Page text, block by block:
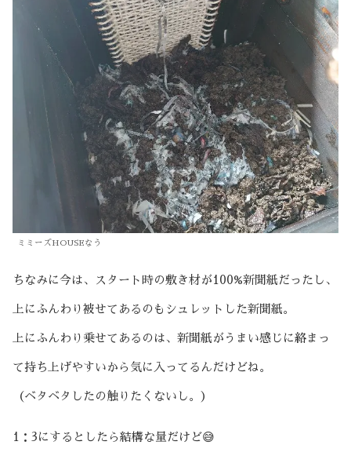
ミミーズHOUSEなう
ちなみに今は、スタート時の敷き材が100%新聞紙だったし、
上にふんわり被せてあるのもシュレットした新聞紙。
上にふんわり乗せてあるのは、新聞紙がうまい感じに絡まっ
て持ち上げやすいから気に入ってるんだけどね。
（ベタベタしたの触りたくないし。）
1：3にするとしたら結構な量だけど😅